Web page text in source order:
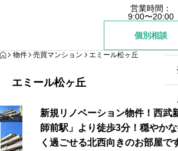
営業時間：
9:00〜20:00
個別相談
HOME
物件 売買マンション エミール松ヶ丘
エミール松ヶ丘
新規リノベーション物件！西武
師前駅」より徒歩3分！穏やか
く過ごせる北西向きのお部屋で